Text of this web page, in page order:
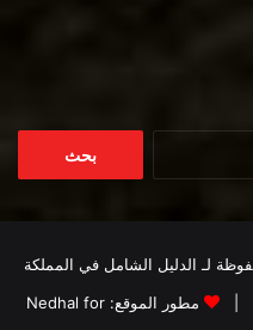
الدليل الشامل في المملكة
| مطور الموقع:Nedhal for